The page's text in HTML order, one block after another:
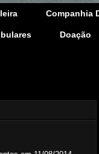
Companhia
Doação